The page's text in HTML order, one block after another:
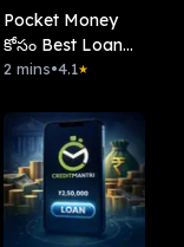
Pocket Money
కోసం Best Loan
Apps
2 mins•4.1★